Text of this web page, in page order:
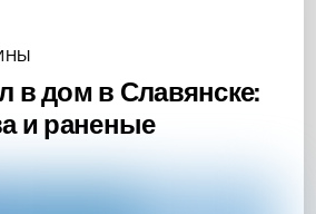
в дом в Славянске:
и раненые